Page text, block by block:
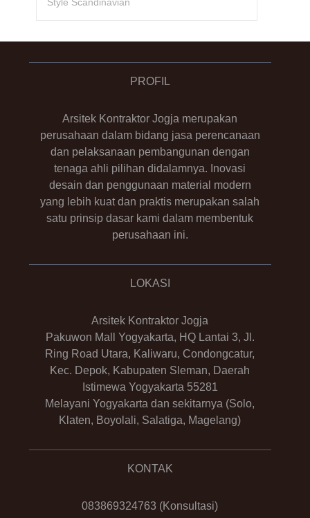
PROFIL
Arsitek Kontraktor Jogja merupakan
perusahaan dalam bidang jasa perencanaan
dan pelaksanaan pembangunan dengan
tenaga ahli pilihan didalamnya. Inovasi
desain dan penggunaan material modern
yang lebih kuat dan praktis merupakan salah
satu prinsip dasar kami dalam membentuk
perusahaan ini.
LOKASI
Arsitek Kontraktor Jogja
Pakuwon Mall Yogyakarta, HQ Lantai 3, Jl.
Ring Road Utara, Kaliwaru, Condongcatur,
Kec. Depok, Kabupaten Sleman, Daerah
Istimewa Yogyakarta 55281
Melayani Yogyakarta dan sekitarnya (Solo,
Klaten, Boyolali, Salatiga, Magelang)
KONTAK
083869324763 (Konsultasi)